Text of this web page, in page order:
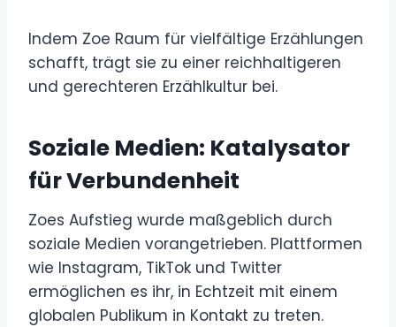
Indem Zoe Raum für vielfältige Erzählungen
schafft, trägt sie zu einer reichhaltigeren
und gerechteren Erzählkultur bei.
Soziale Medien: Katalysator
für Verbundenheit
Zoes Aufstieg wurde maßgeblich durch
soziale Medien vorangetrieben. Plattformen
wie Instagram, TikTok und Twitter
ermöglichen es ihr, in Echtzeit mit einem
globalen Publikum in Kontakt zu treten.